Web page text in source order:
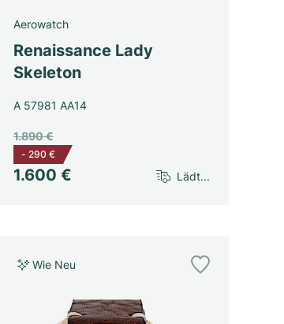
Aerowatch
Renaissance Lady
Skeleton
A 57981 AA14
1.600 €
1.890 €
- 290 €
Lädt...
Wie Neu